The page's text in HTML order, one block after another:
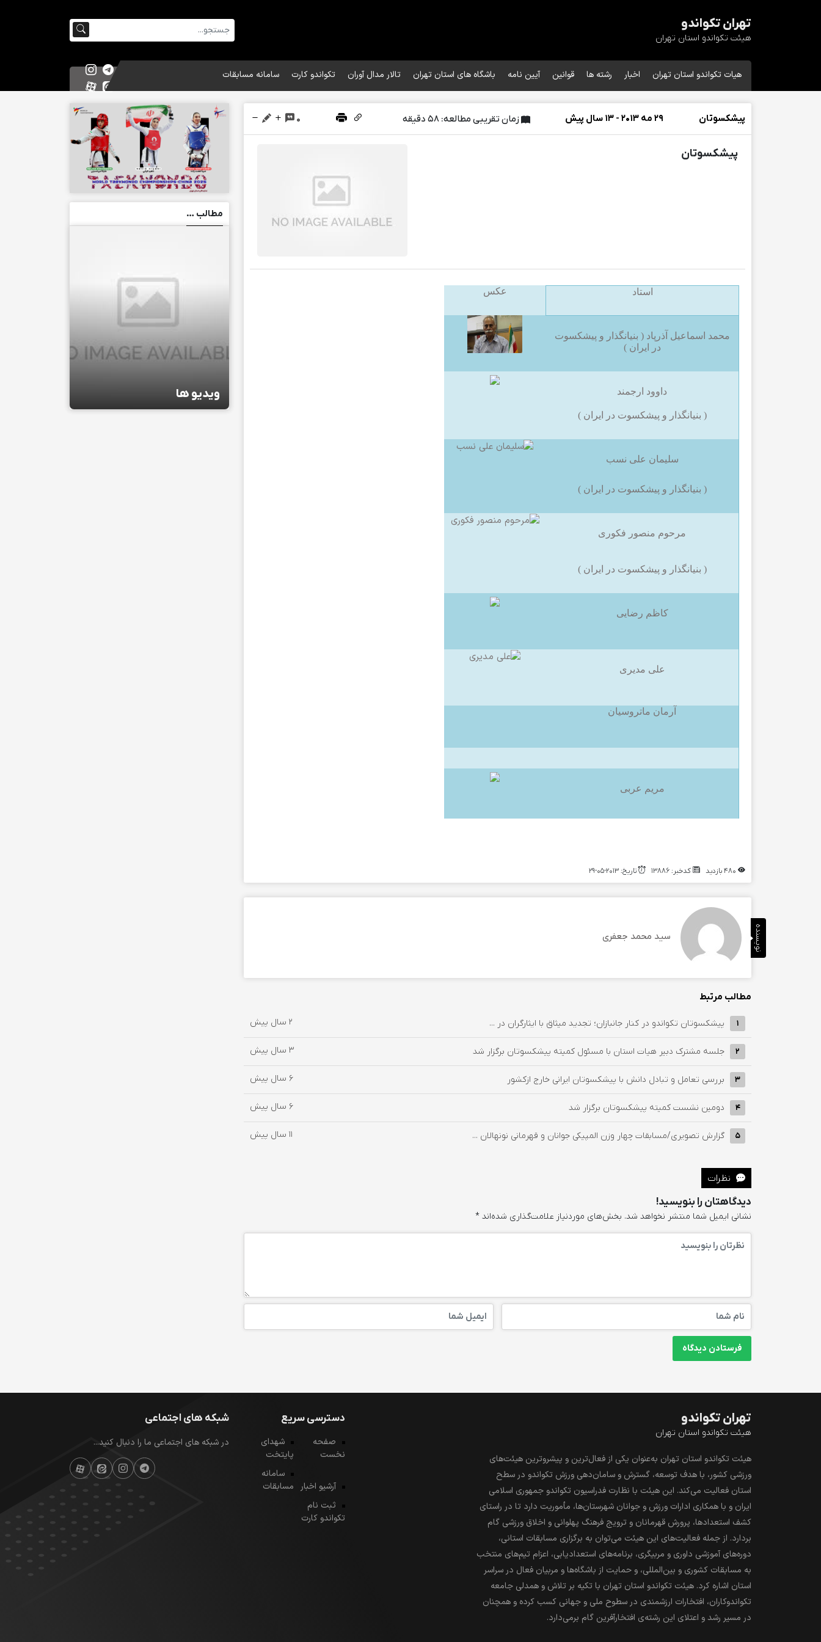
تهران تکواندو
هیئت تکواندو استان تهران
هیات تکواندو استان تهران اخبار رشته ها قوانین آیین نامه باشگاه های استان تهران تالار مدال آوران تکواندو کارت سامانه مسابقات
پیشکسوتان 29 مه 2013 - 13 سال پیش زمان تقریبی مطالعه: 58 دقیقه 0
پیشکسوتان
استاد عکس
محمد اسماعیل آذرپاد ( بنیانگذار و پیشکسوت
در ایران )
داوود ارجمند
( بنیانگذار و پیشکسوت در ایران )
سلیمان علی نسب
( بنیانگذار و پیشکسوت در ایران )
مرحوم منصور فکوری
( بنیانگذار و پیشکسوت در ایران )
کاظم رضایی
علی مدیری
آرمان ماتروسیان
مریم عربی
کدخبر: 13886 تاریخ: 2013-05-29
نویسنده سید محمد جعفری
مطالب مرتبط
1 پیشکسوتان تکواندو در کنار جانبازان؛ تجدید میثاق با ایثارگران در ... 2 سال پیش
2 جلسه مشترک دبیر هیات استان با مسئول کمیته پیشکسوتان برگزار شد 3 سال پیش
3 بررسی تعامل و تبادل دانش با پیشکسوتان ایرانی خارج ازکشور 6 سال پیش
4 دومین نشست کمیته پیشکسوتان برگزار شد 6 سال پیش
5 گزارش تصویری/مسابقات چهار وزن المپیکی جوانان و قهرمانی نونهالان ... 11 سال پیش
نظرات
دیدگاهتان را بنویسید!
نشانی ایمیل شما منتشر نخواهد شد. بخش‌های موردنیاز علامت‌گذاری شده‌اند *
مطالب …
ویدیو ها
تهران تکواندو
هیئت تکواندو استان تهران
هیئت تکواندو استان تهران به‌عنوان یکی از فعال‌ترین و پیشروترین هیئت‌های
ورزشی کشور، با هدف توسعه، گسترش و سامان‌دهی ورزش تکواندو در سطح
استان فعالیت می‌کند. این هیئت با نظارت فدراسیون تکواندو جمهوری اسلامی
ایران و با همکاری ادارات ورزش و جوانان شهرستان‌ها، مأموریت دارد تا در راستای
کشف استعدادها، پرورش قهرمانان و ترویج فرهنگ پهلوانی و اخلاق ورزشی گام
بردارد. از جمله فعالیت‌های این هیئت می‌توان به برگزاری مسابقات استانی،
دوره‌های آموزشی داوری و مربیگری، برنامه‌های استعدادیابی، اعزام تیم‌های منتخب
به مسابقات کشوری و بین‌المللی، و حمایت از باشگاه‌ها و مربیان فعال در سراسر
استان اشاره کرد. هیئت تکواندو استان تهران با تکیه بر تلاش و همدلی جامعه
تکواندوکاران، افتخارات ارزشمندی در سطوح ملی و جهانی کسب کرده و همچنان
در مسیر رشد و اعتلای این رشته‌ی افتخارآفرین گام برمی‌دارد.
دسترسی سریع
صفحه
نخست
شهدای
پایتخت
آرشیو اخبار
سامانه
مسابقات
ثبت نام
تکواندو کارت
شبکه های اجتماعی
در شبکه های اجتماعی ما را دنبال کنید...